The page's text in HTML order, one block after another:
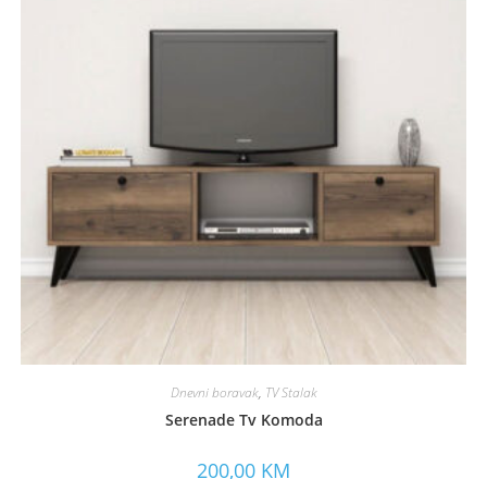
Dnevni boravak, TV Stalak
Serenade Tv Komoda
200,00 KM